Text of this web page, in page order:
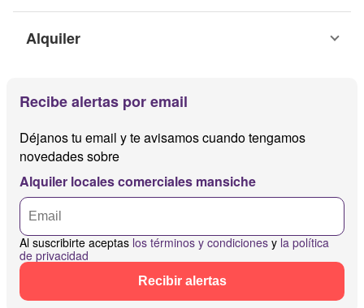
Alquiler
Recibe alertas por email
Déjanos tu email y te avisamos cuando tengamos
novedades sobre
Alquiler locales comerciales mansiche
Al suscribirte aceptas los términos y condiciones y la política
de privacidad
Recibir alertas